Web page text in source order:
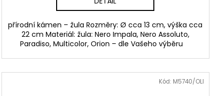
přírodní kámen – žula Rozměry: Ø cca 13 cm, výška cca
22 cm Materiál: žula: Nero Impala, Nero Assoluto,
Paradiso, Multicolor, Orion – dle Vašeho výběru
Kód: M5740/OLI